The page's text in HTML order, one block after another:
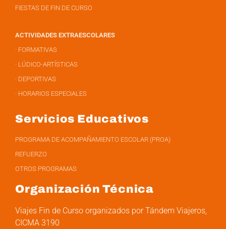
FIESTAS DE FIN DE CURSO
ACTIVIDADES EXTRAESCOLARES
· FORMATIVAS
· LÚDICO-ARTÍSTICAS
· DEPORTIVAS
· HORARIOS ESPECIALES
Servicios Educativos
PROGRAMA DE ACOMPAÑAMIENTO ESCOLAR (PROA)
REFUERZO
OTROS PROGRAMAS
Organización Técnica
Viajes Fin de Curso organizados por Tándem Viajeros,
CICMA 3190